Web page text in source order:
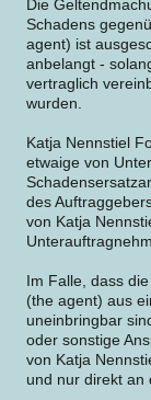
Die
Schadens
agent) ist
anbelangt -
vertraglich
wurden.
Katja Nennstiel
etwaige von
des
von Katja
Im Falle, dass
(the agent) aus
uneinbringbar
oder sonstige
von Katja
und nur direkt an